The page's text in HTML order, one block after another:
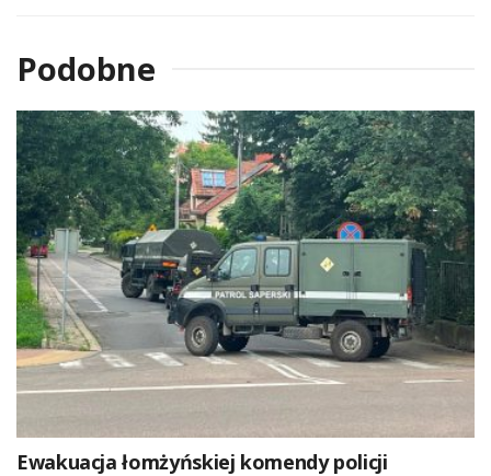
Podobne
Ewakuacja łomżyńskiej komendy policji